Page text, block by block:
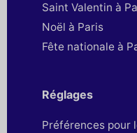
Saint Valentin à
Noël à Paris
Fête nationale à
Réglages
Préférences pour